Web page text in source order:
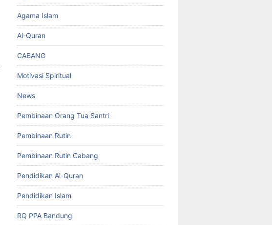
Agama Islam
Al-Quran
CABANG
Motivasi Spiritual
News
Pembinaan Orang Tua Santri
Pembinaan Rutin
Pembinaan Rutin Cabang
Pendidikan Al-Quran
Pendidikan Islam
RQ PPA Bandung